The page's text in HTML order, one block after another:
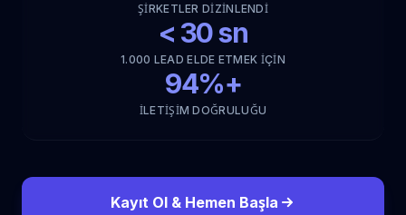
ŞIRKETLER DIZINLENDI
< 30 sn
1.000 LEAD ELDE ETMEK IÇIN
94%+
İLETIŞIM DOĞRULUĞU
Kayıt Ol & Hemen Başla